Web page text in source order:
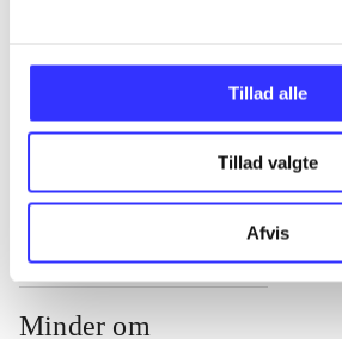
Tillad alle
Tillad valgte
Afvis
...
Minder om